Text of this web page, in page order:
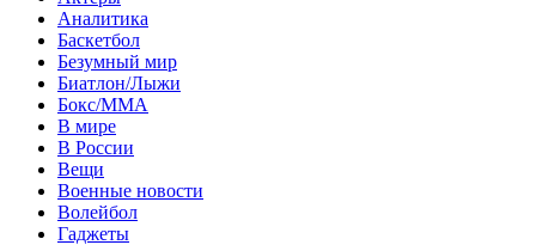
Аналитика
Баскетбол
Безумный мир
Биатлон/Лыжи
Бокс/MMA
В мире
В России
Вещи
Военные новости
Волейбол
Гаджеты